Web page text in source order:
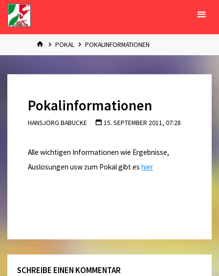
Zum
Inhalt
springen
STARTPOKAL POKALINFORMATIONEN
Pokalinformationen
HANSJÖRG BABUCKE 15. SEPTEMBER 2011, 07:28
Alle wichtigen Informationen wie Ergebnisse,
Auslosungen usw zum Pokal gibt eshier
SCHREIBE EINEN KOMMENTAR